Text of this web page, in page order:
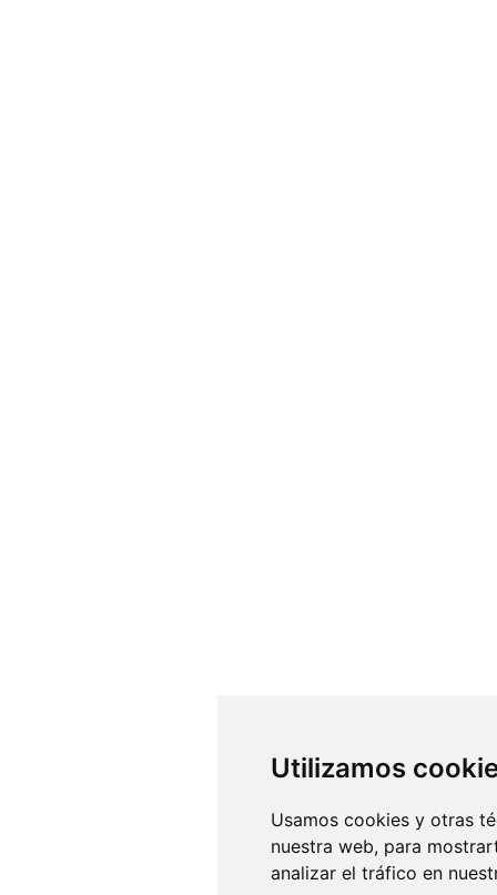
Utilizamos
Usamos cookies y otras
nuestra web, para
analizar el tráfico en